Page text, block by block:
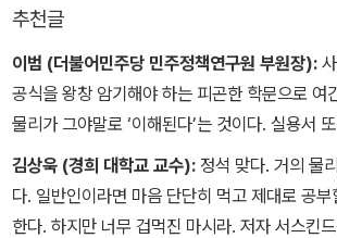
추천글
이범 (더불어민주당 민주정책연구원 부원장):
공식을 왕창 암기해야 하는 피곤한 학문으로 여
물리가 그야말로 ‘이해된다’는 것이다. 실용서
으로 학습자의 입에 공식을 ‘쑤셔 넣으려는’ 시
이 책은 구원의 손길이 될 것이다. 저자의 유튜브
께 이용할 수 있다는 것도 대단한 강점이다.
김상욱 (경희 대학교 교수): 정석 맞다. 거의 물
다. 일반인이라면 마음 단단히 먹고 제대로 공
한다. 하지만 너무 겁먹진 마시라. 저자 서스킨